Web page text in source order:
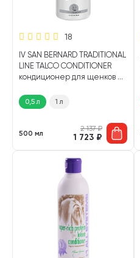
18
IV SAN BERNARD TRADITIONAL
LINE TALCO CONDITIONER
кондиционер для щенков и
0,5 л 1 л
500 мл
2 137₽
1 723 ₽